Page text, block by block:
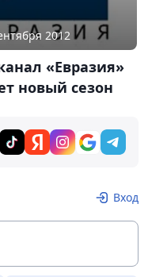
2012
«Евразия»
новый сезон
Вход